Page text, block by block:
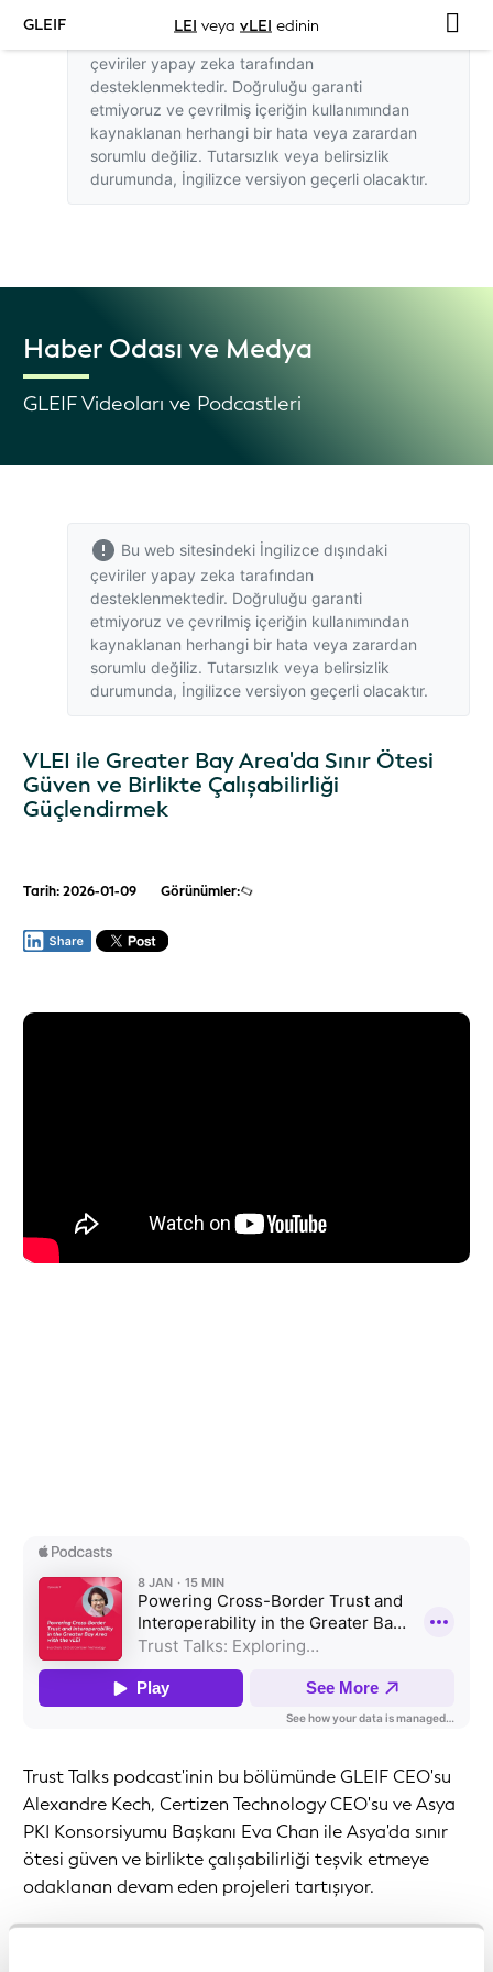
GLEIF LEI veya vLEI edinin
Bu web sitesindeki İngilizce dışındaki
çeviriler yapay zeka tarafından
desteklenmektedir. Doğruluğu garanti
etmiyoruz ve çevrilmiş içeriğin kullanımından
kaynaklanan herhangi bir hata veya zarardan
sorumlu değiliz. Tutarsızlık veya belirsizlik
durumunda, İngilizce versiyon geçerli olacaktır.
Haber Odası ve Medya
GLEIF Videoları ve Podcastleri
Bu web sitesindeki İngilizce dışındaki
çeviriler yapay zeka tarafından
desteklenmektedir. Doğruluğu garanti
etmiyoruz ve çevrilmiş içeriğin kullanımından
kaynaklanan herhangi bir hata veya zarardan
sorumlu değiliz. Tutarsızlık veya belirsizlik
durumunda, İngilizce versiyon geçerli olacaktır.
VLEI ile Greater Bay Area'da Sınır Ötesi
Güven ve Birlikte Çalışabilirliği
Güçlendirmek
Tarih: 2026-01-09 Görünümler:
Trust Talks podcast'inin bu bölümünde GLEIF CEO'su
Alexandre Kech, Certizen Technology CEO'su ve Asya
PKI Konsorsiyumu Başkanı Eva Chan ile Asya'da sınır
ötesi güven ve birlikte çalışabilirliği teşvik etmeye
odaklanan devam eden projeleri tartışıyor.